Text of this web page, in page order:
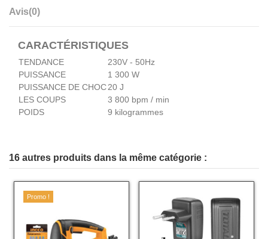
Avis(0)
CARACTÉRISTIQUES
TENDANCE
230V - 50Hz
PUISSANCE
1 300 W
PUISSANCE DE CHOC20 J
LES COUPS
3 800 bpm / min
POIDS
9 kilogrammes
16 autres produits dans la même catégorie :
Promo !